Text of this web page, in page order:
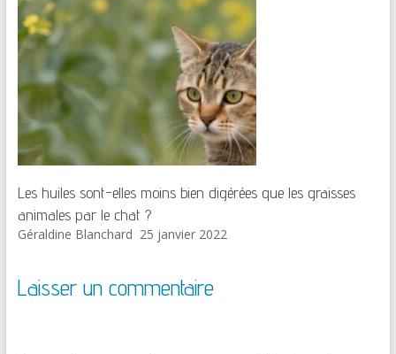
Les huiles sont-elles moins bien digérées que les graisses
animales par le chat ?
Géraldine Blanchard 25 janvier 2022
Laisser un commentaire